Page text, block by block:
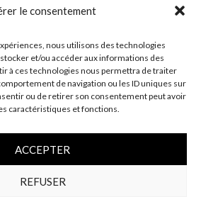
le consentement
nous utilisons des technologies
et/ou accéder aux informations des
à ces technologies nous permettra de traiter
de navigation ou les ID uniques sur
ou de retirer son consentement peut avoir
caractéristiques et fonctions.
ACCEPTER
REFUSER